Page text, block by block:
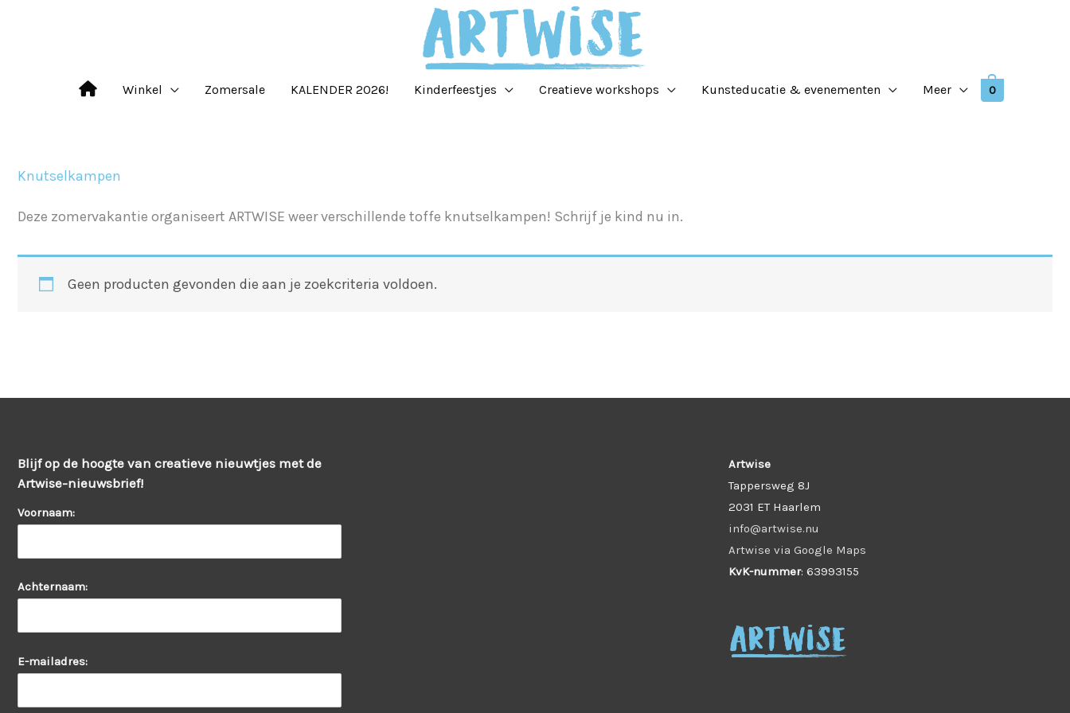
Winkel Zomersale KALENDER 2026! Kinderfeestjes Creatieve workshops Kunsteducatie & evenementen Meer 0
Knutselkampen
Deze zomervakantie organiseert ARTWISE weer verschillende toffe knutselkampen! Schrijf je kind nu in.
Geen producten gevonden die aan je zoekcriteria voldoen.
Blijf op de hoogte van creatieve nieuwtjes met de
Artwise-nieuwsbrief!
Voornaam:
Achternaam:
E-mailadres:
Artwise
Tappersweg 8J
2031 ET Haarlem
info@artwise.nu
Artwise via Google Maps
KvK-nummer: 63993155